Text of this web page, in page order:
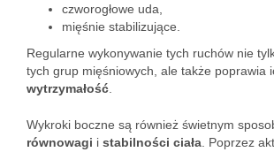
czworogłowe uda,
mięśnie stabilizujące.
Regularne wykonywanie tych ruchów nie
tych grup mięśniowych, ale także poprawia
wytrzymałość
Wykroki boczne są również świetnym
równowagi i stabilności ciała . Poprzez